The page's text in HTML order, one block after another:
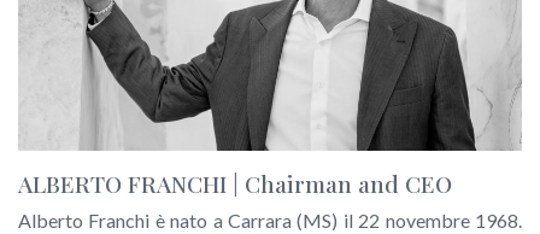
ALBERTO FRANCHI | Chairman and CEO
Alberto Franchi è nato a Carrara (MS) il 22 novembre 1968.